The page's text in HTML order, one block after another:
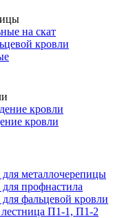
на скат
кровли
кровли
кровли
металлочерепицы
профнастила
фальцевой кровли
П1-1, П1-2